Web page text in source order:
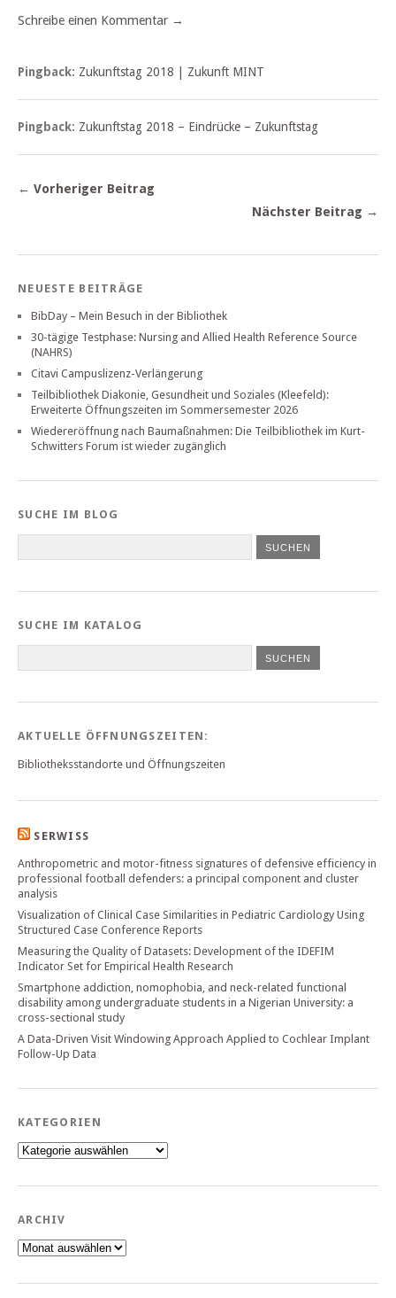
Schreibe einen Kommentar →
Pingback: Zukunftstag 2018 | Zukunft MINT
Pingback: Zukunftstag 2018 – Eindrücke – Zukunftstag
← Vorheriger Beitrag
Nächster Beitrag →
NEUESTE BEITRÄGE
BibDay – Mein Besuch in der Bibliothek
30-tägige Testphase: Nursing and Allied Health Reference Source
(NAHRS)
Citavi Campuslizenz-Verlängerung
Teilbibliothek Diakonie, Gesundheit und Soziales (Kleefeld):
Erweiterte Öffnungszeiten im Sommersemester 2026
Wiedereröffnung nach Baumaßnahmen: Die Teilbibliothek im Kurt-
Schwitters Forum ist wieder zugänglich
SUCHE IM BLOG
SUCHE IM KATALOG
SUCHEN
AKTUELLE ÖFFNUNGSZEITEN:
Bibliotheksstandorte und Öffnungszeiten
SERWISS
Anthropometric and motor-fitness signatures of defensive efficiency in
professional football defenders: a principal component and cluster
analysis
Visualization of Clinical Case Similarities in Pediatric Cardiology Using
Structured Case Conference Reports
Measuring the Quality of Datasets: Development of the IDEFIM
Indicator Set for Empirical Health Research
Smartphone addiction, nomophobia, and neck-related functional
disability among undergraduate students in a Nigerian University: a
cross-sectional study
A Data-Driven Visit Windowing Approach Applied to Cochlear Implant
Follow-Up Data
KATEGORIEN
Kategorien
ARCHIV
Archiv